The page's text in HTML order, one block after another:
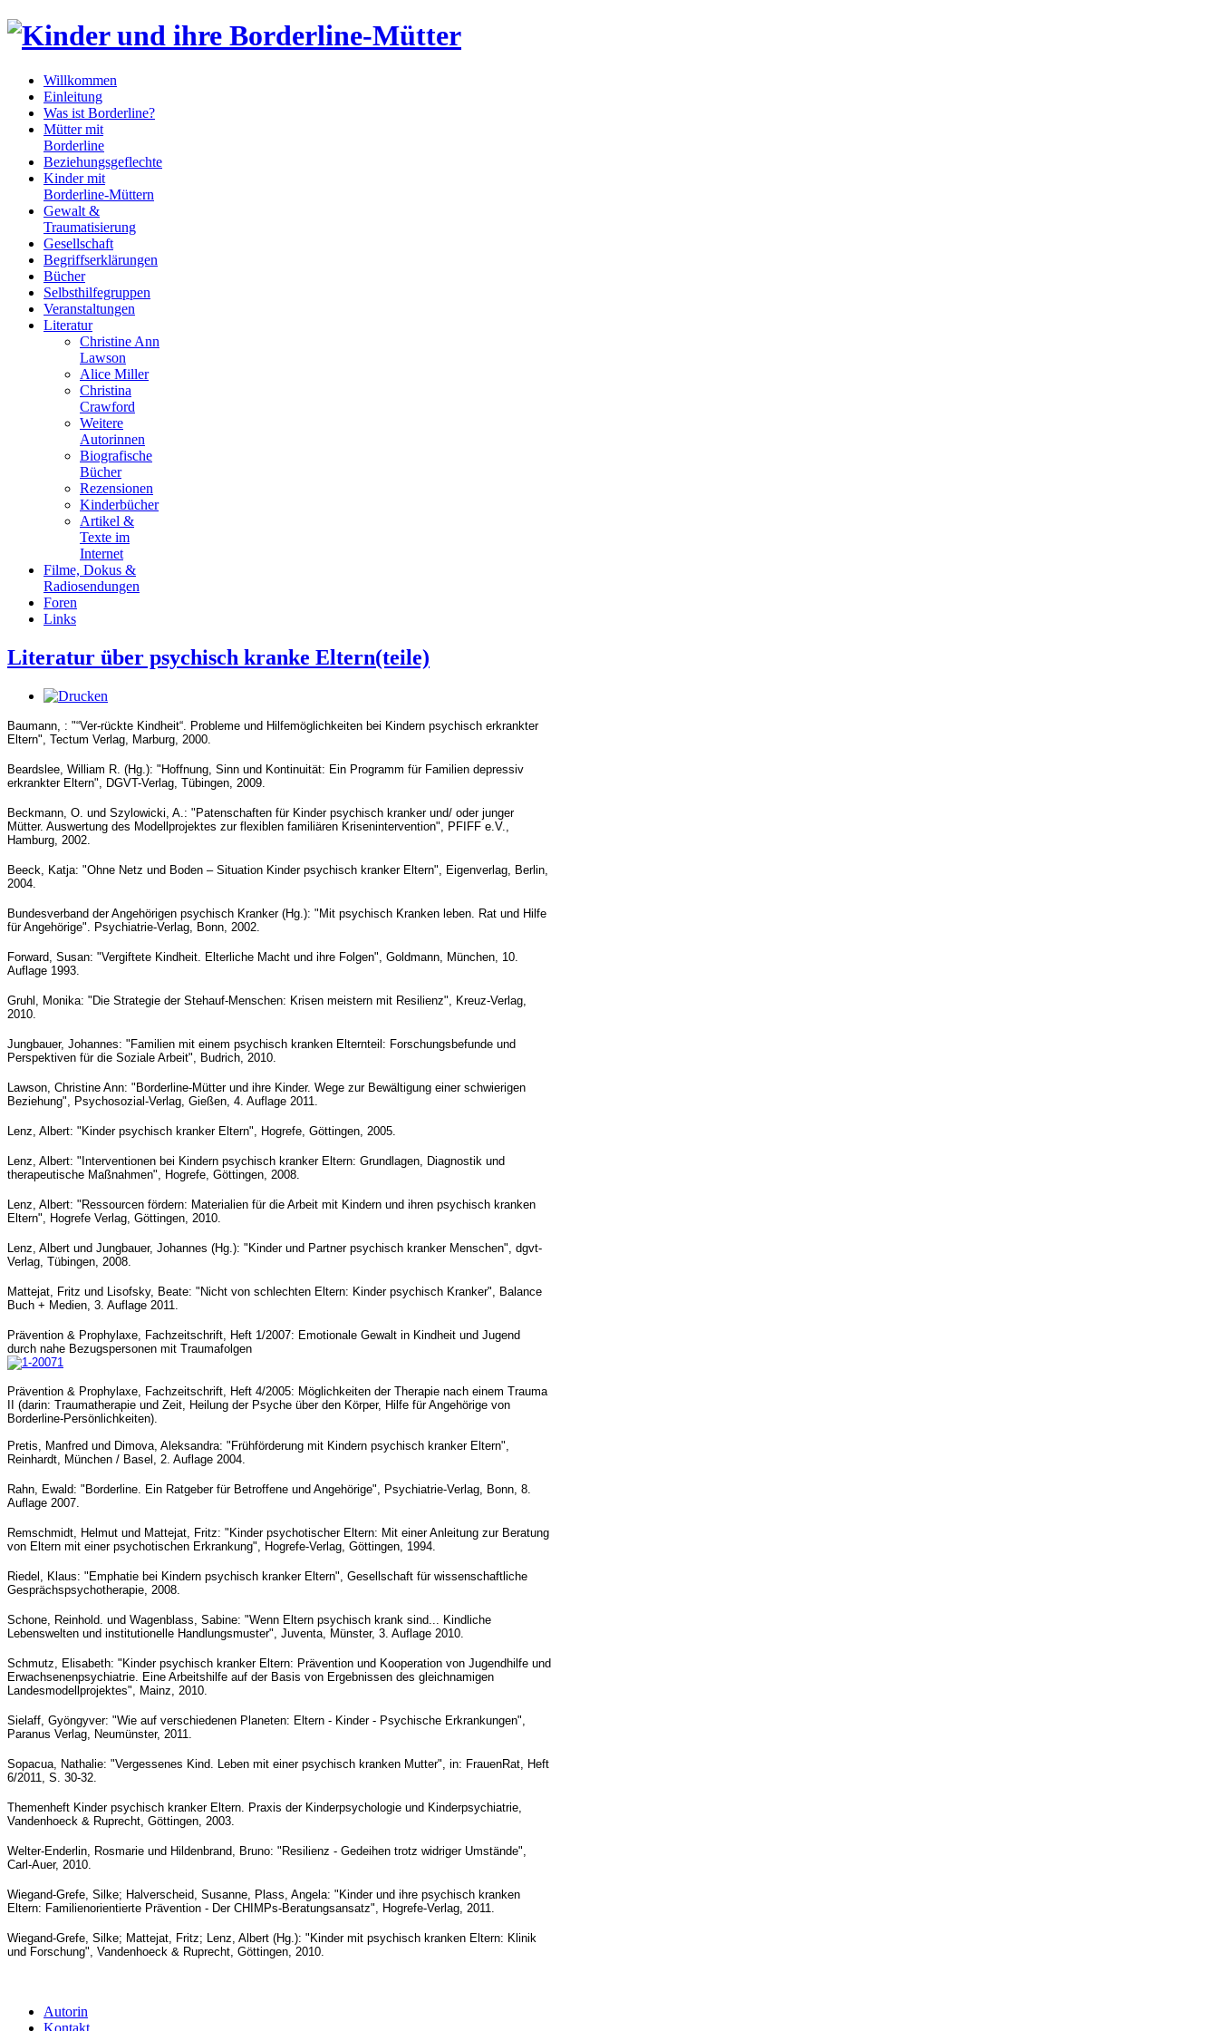
Willkommen
Einleitung
Was ist Borderline?
Mütter mit
Borderline
Beziehungsgeflechte
Kinder mit
Borderline-Müttern
Gewalt &
Traumatisierung
Gesellschaft
Begriffserklärungen
Bücher
Selbsthilfegruppen
Veranstaltungen
Literatur
Christine Ann
Lawson
Alice Miller
Christina
Crawford
Weitere
Autorinnen
Biografische
Bücher
Rezensionen
Kinderbücher
Artikel &
Texte im
Internet
Filme, Dokus &
Radiosendungen
Foren
Links
Literatur über psychisch kranke Eltern(teile)
Baumann, : "“Ver-rückte Kindheit“. Probleme und Hilfemöglichkeiten bei Kindern psychisch erkrankter
Eltern", Tectum Verlag, Marburg, 2000.
Beardslee, William R. (Hg.): "Hoffnung, Sinn und Kontinuität: Ein Programm für Familien depressiv
erkrankter Eltern", DGVT-Verlag, Tübingen, 2009.
Beckmann, O. und Szylowicki, A.: "Patenschaften für Kinder psychisch kranker und/ oder junger
Mütter. Auswertung des Modellprojektes zur flexiblen familiären Krisenintervention", PFIFF e.V.,
Hamburg, 2002.
Beeck, Katja: "Ohne Netz und Boden – Situation Kinder psychisch kranker Eltern", Eigenverlag, Berlin,
2004.
Bundesverband der Angehörigen psychisch Kranker (Hg.): "Mit psychisch Kranken leben. Rat und Hilfe
für Angehörige". Psychiatrie-Verlag, Bonn, 2002.
Forward, Susan: "Vergiftete Kindheit. Elterliche Macht und ihre Folgen", Goldmann, München, 10.
Auflage 1993.
Gruhl, Monika: "Die Strategie der Stehauf-Menschen: Krisen meistern mit Resilienz", Kreuz-Verlag,
2010.
Jungbauer, Johannes: "Familien mit einem psychisch kranken Elternteil: Forschungsbefunde und
Perspektiven für die Soziale Arbeit", Budrich, 2010.
Lawson, Christine Ann: "Borderline-Mütter und ihre Kinder. Wege zur Bewältigung einer schwierigen
Beziehung", Psychosozial-Verlag, Gießen, 4. Auflage 2011.
Lenz, Albert: "Kinder psychisch kranker Eltern", Hogrefe, Göttingen, 2005.
Lenz, Albert: "Interventionen bei Kindern psychisch kranker Eltern: Grundlagen, Diagnostik und
therapeutische Maßnahmen", Hogrefe, Göttingen, 2008.
Lenz, Albert: "Ressourcen fördern: Materialien für die Arbeit mit Kindern und ihren psychisch kranken
Eltern", Hogrefe Verlag, Göttingen, 2010.
Lenz, Albert und Jungbauer, Johannes (Hg.): "Kinder und Partner psychisch kranker Menschen", dgvt-
Verlag, Tübingen, 2008.
Mattejat, Fritz und Lisofsky, Beate: "Nicht von schlechten Eltern: Kinder psychisch Kranker", Balance
Buch + Medien, 3. Auflage 2011.
Prävention & Prophylaxe, Fachzeitschrift, Heft 1/2007: Emotionale Gewalt in Kindheit und Jugend
durch nahe Bezugspersonen mit Traumafolgen
Prävention & Prophylaxe, Fachzeitschrift, Heft 4/2005: Möglichkeiten der Therapie nach einem Trauma
II (darin: Traumatherapie und Zeit, Heilung der Psyche über den Körper, Hilfe für Angehörige von
Borderline-Persönlichkeiten).
Pretis, Manfred und Dimova, Aleksandra: "Frühförderung mit Kindern psychisch kranker Eltern",
Reinhardt, München / Basel, 2. Auflage 2004.
Rahn, Ewald: "Borderline. Ein Ratgeber für Betroffene und Angehörige", Psychiatrie-Verlag, Bonn, 8.
Auflage 2007.
Remschmidt, Helmut und Mattejat, Fritz: "Kinder psychotischer Eltern: Mit einer Anleitung zur Beratung
von Eltern mit einer psychotischen Erkrankung", Hogrefe-Verlag, Göttingen, 1994.
Riedel, Klaus: "Emphatie bei Kindern psychisch kranker Eltern", Gesellschaft für wissenschaftliche
Gesprächspsychotherapie, 2008.
Schone, Reinhold. und Wagenblass, Sabine: "Wenn Eltern psychisch krank sind... Kindliche
Lebenswelten und institutionelle Handlungsmuster", Juventa, Münster, 3. Auflage 2010.
Schmutz, Elisabeth: "Kinder psychisch kranker Eltern: Prävention und Kooperation von Jugendhilfe und
Erwachsenenpsychiatrie. Eine Arbeitshilfe auf der Basis von Ergebnissen des gleichnamigen
Landesmodellprojektes", Mainz, 2010.
Sielaff, Gyöngyver: "Wie auf verschiedenen Planeten: Eltern - Kinder - Psychische Erkrankungen",
Paranus Verlag, Neumünster, 2011.
Sopacua, Nathalie: "Vergessenes Kind. Leben mit einer psychisch kranken Mutter", in: FrauenRat, Heft
6/2011, S. 30-32.
Themenheft Kinder psychisch kranker Eltern. Praxis der Kinderpsychologie und Kinderpsychiatrie,
Vandenhoeck & Ruprecht, Göttingen, 2003.
Welter-Enderlin, Rosmarie und Hildenbrand, Bruno: "Resilienz - Gedeihen trotz widriger Umstände",
Carl-Auer, 2010.
Wiegand-Grefe, Silke; Halverscheid, Susanne, Plass, Angela: "Kinder und ihre psychisch kranken
Eltern: Familienorientierte Prävention - Der CHIMPs-Beratungsansatz", Hogrefe-Verlag, 2011.
Wiegand-Grefe, Silke; Mattejat, Fritz; Lenz, Albert (Hg.): "Kinder mit psychisch kranken Eltern: Klinik
und Forschung", Vandenhoeck & Ruprecht, Göttingen, 2010.
Autorin
Kontakt